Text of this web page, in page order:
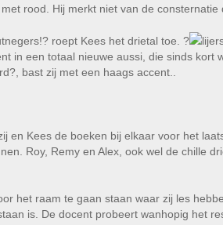
rood. Hij merkt niet van de consternatie
roept Kees het drietal toe. ?
in een totaal nieuwe aussi, die sinds kort
bast zij met een haags accent..
en Kees de boeken bij elkaar voor het
Roy, Remy en Alex, ook wel de chille
het raam te gaan staan waar zij les
is. De docent probeert wanhopig het